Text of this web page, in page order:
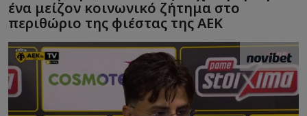
ένα μείζον κοινωνικό ζήτημα στο
περιθώριο της φιέστας της ΑΕΚ